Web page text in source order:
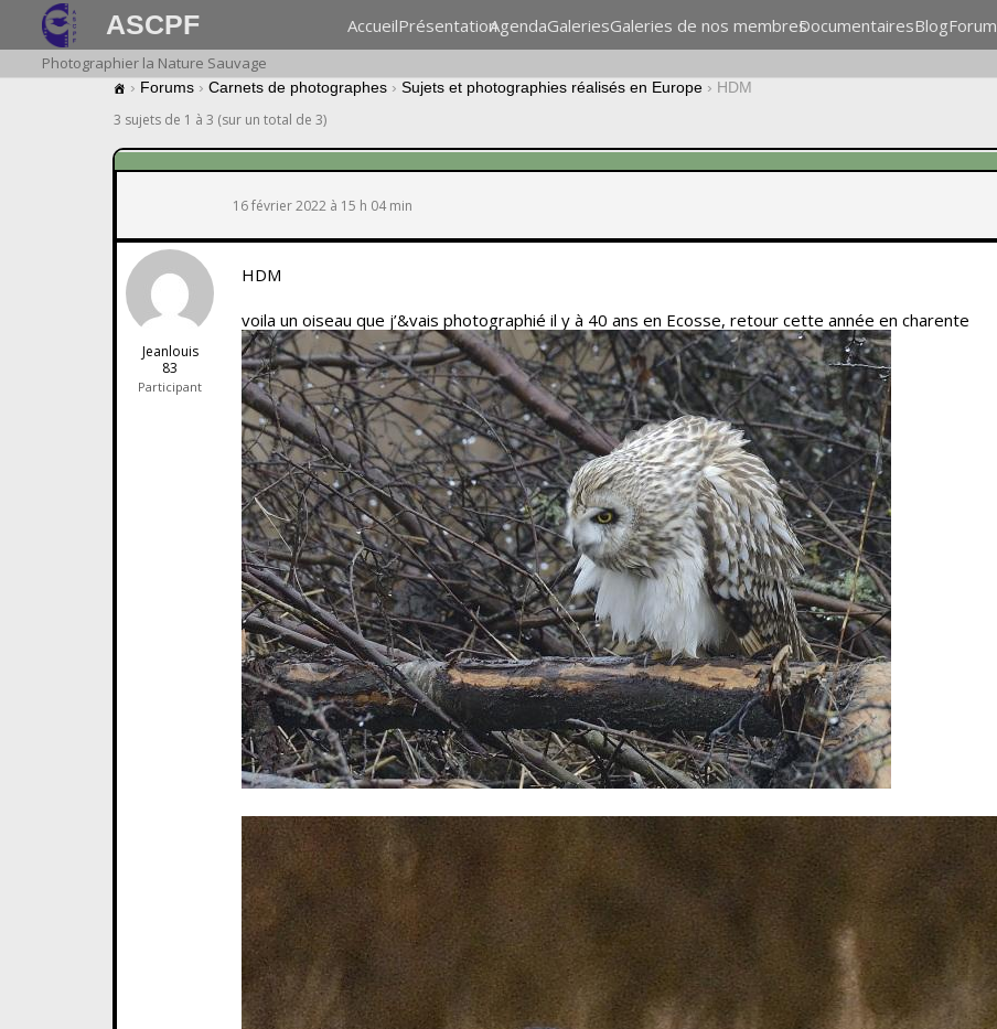
ASCPF AccueilPrésentationAgendaGaleriesGaleries de nos membresDocumentairesBlogForum
Photographier la Nature Sauvage
› Forums › Carnets de photographes › Sujets et photographies réalisés en Europe › HDM
3 sujets de 1 à 3 (sur un total de 3)
16 février 2022 à 15 h 04 min
Jeanlouis
83
Participant
HDM
voila un oiseau que j’&vais photographié il y à 40 ans en Ecosse, retour cette année en charente